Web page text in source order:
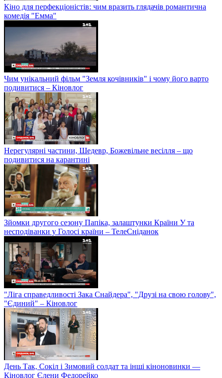
Кіно для перфекціоністів: чим вразить глядачів романтична
комедія "Емма"
Чим унікальний фільм "Земля кочівників" і чому його варто
подивитися – Кіновлог
Нерегулярні частини, Шедевр, Божевільне весілля – що
подивитися на карантині
Зйомки другого сезону Папіка, залаштунки Країни У та
несподіванки у Голосі країни – ТелеСніданок
"Ліга справедливості Зака Снайдера", "Друзі на свою голову",
"Єдиний" – Кіновлог
День Так, Сокіл і Зимовий солдат та інші кіноновинки —
Кіновлог Єлени Федорейко